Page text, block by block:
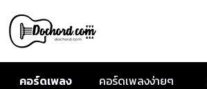
คอร์ดเพลง คอร์ดเพลงง่ายๆ